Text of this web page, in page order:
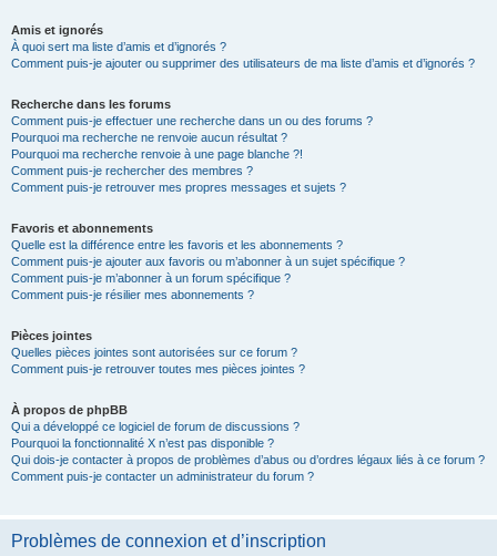
Amis et ignorés
À quoi sert ma liste d’amis et d’ignorés ?
Comment puis-je ajouter ou supprimer des utilisateurs de ma liste d’amis et d’ignorés ?
Recherche dans les forums
Comment puis-je effectuer une recherche dans un ou des forums ?
Pourquoi ma recherche ne renvoie aucun résultat ?
Pourquoi ma recherche renvoie à une page blanche ?!
Comment puis-je rechercher des membres ?
Comment puis-je retrouver mes propres messages et sujets ?
Favoris et abonnements
Quelle est la différence entre les favoris et les abonnements ?
Comment puis-je ajouter aux favoris ou m’abonner à un sujet spécifique ?
Comment puis-je m’abonner à un forum spécifique ?
Comment puis-je résilier mes abonnements ?
Pièces jointes
Quelles pièces jointes sont autorisées sur ce forum ?
Comment puis-je retrouver toutes mes pièces jointes ?
À propos de phpBB
Qui a développé ce logiciel de forum de discussions ?
Pourquoi la fonctionnalité X n’est pas disponible ?
Qui dois-je contacter à propos de problèmes d’abus ou d’ordres légaux liés à ce forum ?
Comment puis-je contacter un administrateur du forum ?
Problèmes de connexion et d’inscription